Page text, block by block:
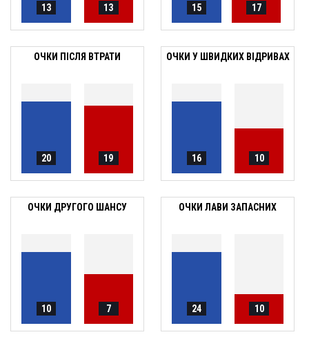
13 13 15 17
ОЧКИ ПІСЛЯ ВТРАТИ
20 19
ОЧКИ У ШВИДКИХ ВІДРИВАХ
16 10
ОЧКИ ДРУГОГО ШАНСУ
10 7
ОЧКИ ЛАВИ ЗАПАСНИХ
24 10